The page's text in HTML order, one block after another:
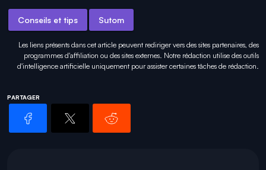
Conseils et tips Sutom
Les liens présents dans cet article peuvent rediriger vers des sites partenaires, des
programmes d'affiliation ou des sites externes. Notre rédaction utilise des outils
d'intelligence artificielle uniquement pourassister certaines tâches de rédaction.
PARTAGER